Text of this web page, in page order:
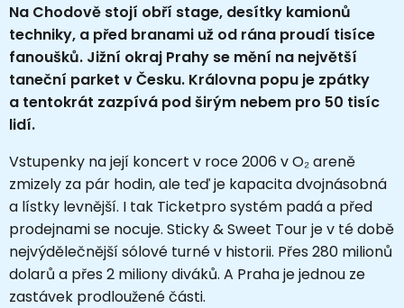
Na Chodově stojí obří stage, desítky kamionů
techniky, a před branami už od rána proudí tisíce
fanoušků. Jižní okraj Prahy se mění na největší
taneční parket v Česku. Královna popu je zpátky
a tentokrát zazpívá pod širým nebem pro 50 tisíc
lidí.
Vstupenky na její koncert v roce 2006 v O₂ areně
zmizely za pár hodin, ale teď je kapacita dvojnásobná
a lístky levnější. I tak Ticketpro systém padá a před
prodejnami se nocuje. Sticky & Sweet Tour je v té době
nejvýdělečnější sólové turné v historii. Přes 280 milionů
dolarů a přes 2 miliony diváků. A Praha je jednou ze
zastávek prodloužené části.